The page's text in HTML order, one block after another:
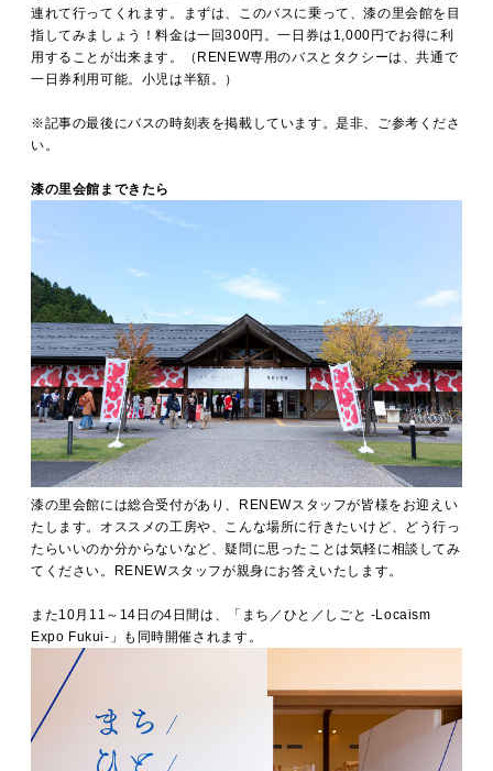
連れて行ってくれます。まずは、このバスに乗って、漆の里会館を目
指してみましょう！料金は一回300円。一日券は1,000円でお得に利
用することが出来ます。（RENEW専用のバスとタクシーは、共通で
一日券利用可能。小児は半額。）
※記事の最後にバスの時刻表を掲載しています。是非、ご参考くださ
い。
漆の里会館まできたら
漆の里会館には総合受付があり、RENEWスタッフが皆様をお迎えい
たします。オススメの工房や、こんな場所に行きたいけど、どう行っ
たらいいのか分からないなど、疑問に思ったことは気軽に相談してみ
てください。RENEWスタッフが親身にお答えいたします。
また10月11～14日の4日間は、
「まち／ひと／しごと -Locaism
Expo Fukui-」も同時開催されます。